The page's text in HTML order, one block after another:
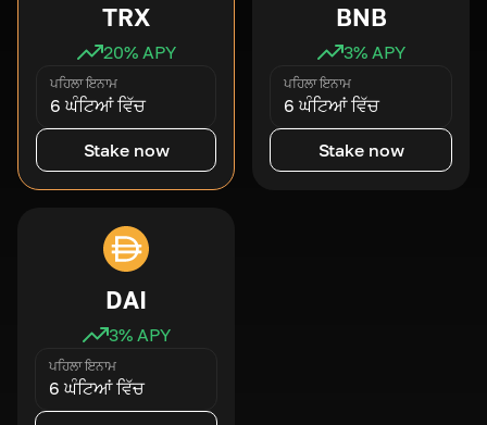
TRX
20% APY
ਪਹਿਲਾ ਇਨਾਮ
6 ਘੰਟਿਆਂ ਵਿੱਚ
Stake now
BNB
3% APY
ਪਹਿਲਾ ਇਨਾਮ
6 ਘੰਟਿਆਂ ਵਿੱਚ
Stake now
DAI
3% APY
ਪਹਿਲਾ ਇਨਾਮ
6 ਘੰਟਿਆਂ ਵਿੱਚ